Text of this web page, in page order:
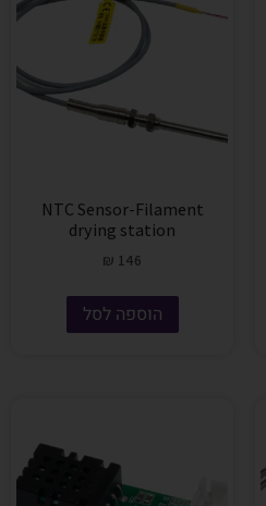
NTC Sensor-Filament
drying station
₪ 146
הוספה לסל